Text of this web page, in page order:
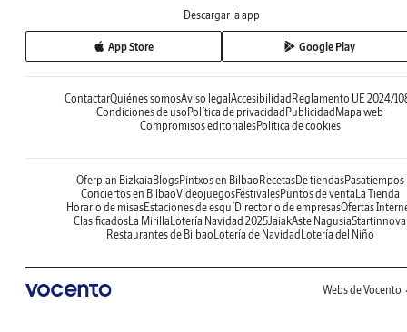
Descargar la app
App Store Google Play
ContactarQuiénes somosAviso legal Accesibilidad Reglamento UE 2024/
Condiciones de uso Política de privacidad Publicidad Mapa web
Compromisos editorialesPolítica de cookies
Oferplan Bizkaia BlogsPintxos en Bilbao RecetasDe tiendasPasatiempos
Conciertos en BilbaoVideojuegosFestivalesPuntos de venta La Tienda
Horario de misasEstaciones de esquíDirectorio de empresasOfertas
ClasificadosLa Mirilla Lotería Navidad 2025JaiakAste NagusiaStartinnova
Restaurantes de Bilbao Lotería de Navidad Lotería del Niño
Webs de Vocento